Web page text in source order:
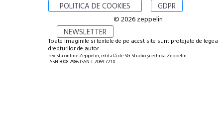
POLITICA DE COOKIES GDPR
NEWSLETTER
© 2026 zeppelin
Toate imaginile si textele de pe acest site sunt protejate de legea
drepturilor de autor
revista online Zeppelin, editată de SG Studio și echipa Zeppelin
ISSN 3008-2986 ISSN-L 2069-721X